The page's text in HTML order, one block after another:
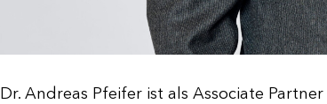
Dr. Andreas Pfeifer ist als Associate